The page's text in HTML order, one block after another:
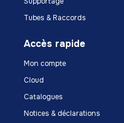
Tubes & Raccords
Accès rapide
Mon compte
Cloud
Catalogues
Notices & déclarations